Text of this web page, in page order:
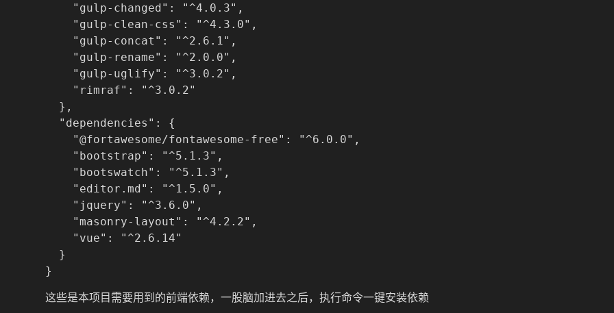
    "gulp-changed": "^4.0.3",
    "gulp-clean-css": "^4.3.0",
    "gulp-concat": "^2.6.1",
    "gulp-rename": "^2.0.0",
    "gulp-uglify": "^3.0.2",
    "rimraf": "^3.0.2"
  },
  "dependencies": {
    "@fortawesome/fontawesome-free": "^6.0.0",
    "bootstrap": "^5.1.3",
    "bootswatch": "^5.1.3",
    "editor.md": "^1.5.0",
    "jquery": "^3.6.0",
    "masonry-layout": "^4.2.2",
    "vue": "^2.6.14"
  }
这些是本项目需要用到的前端依赖，一股脑加进去之后，执行命令一键安装依赖